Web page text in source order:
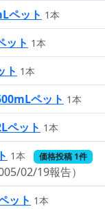
ペット 1本
ット 1本
ト 1本
ペット 1本
ペット 1本
1本 価格投稿 1件
02/19報告）
ット 1本